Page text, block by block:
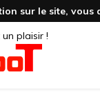
sur le site, vous
plaisir !